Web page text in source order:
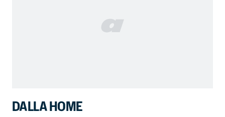
DALLA HOME